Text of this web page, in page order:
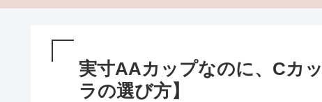
実寸AAカップなのに、Cカ
ラの選び方】